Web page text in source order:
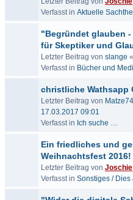
Verfasst in Aktuelle
"Begründet glauben
für Skeptiker und
Letzter Beitrag von slange «
Verfasst in Bücher und
christliche Wathsapp
Letzter Beitrag von
17.03.2017 09:01
Verfasst in Ich suche …
Ein friedliches und
Weihnachtsfest 2016!
Letzter Beitrag von Joschie
Verfasst in Sonstiges / Dies